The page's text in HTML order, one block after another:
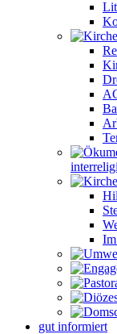
gut informiert